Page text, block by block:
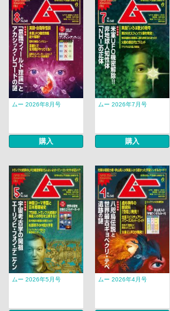
ムー 2026年8月号
購入
ムー 2026年7月号
購入
ムー 2026年5月号 ムー 2026年4月号